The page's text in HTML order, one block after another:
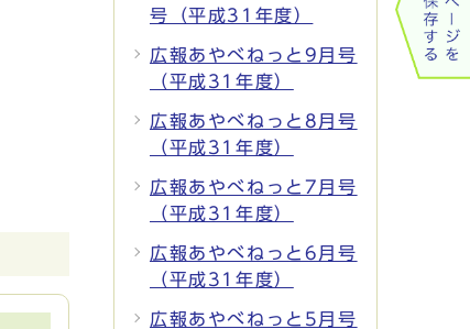
号（平成31年度）
広報あやべねっと9月号
（平成31年度）
広報あやべねっと8月号
（平成31年度）
広報あやべねっと7月号
（平成31年度）
広報あやべねっと6月号
（平成31年度）
広報あやべねっと5月号